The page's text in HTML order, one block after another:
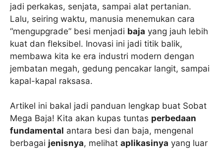
jadi perkakas, senjata, sampai alat pertanian.
Lalu, seiring waktu, manusia menemukan cara
“mengupgrade” besi menjadi baja yang jauh lebih
kuat dan fleksibel. Inovasi ini jadi titik balik,
membawa kita ke era industri modern dengan
jembatan megah, gedung pencakar langit, sampai
kapal-kapal raksasa.
Artikel ini bakal jadi panduan lengkap buat Sobat
Mega Baja! Kita akan kupas tuntas perbedaan
fundamental antara besi dan baja, mengenal
berbagai jenisnya, melihat aplikasinya yang luar